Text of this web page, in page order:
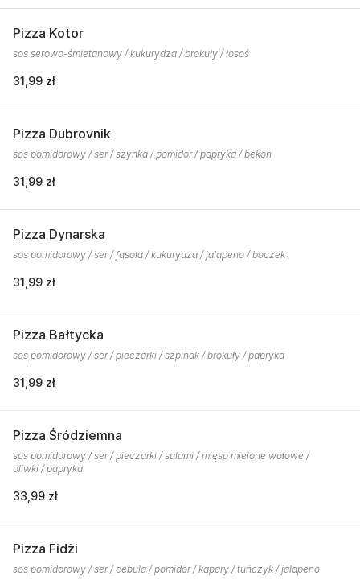
Pizza Kotor
sos serowo-śmietanowy / kukurydza / brokuły / łosoś
31,99 zł
Pizza Dubrovnik
sos pomidorowy / ser / szynka / pomidor / papryka / bekon
31,99 zł
Pizza Dynarska
sos pomidorowy / ser / fasola / kukurydza / jalapeno / boczek
31,99 zł
Pizza Bałtycka
sos pomidorowy / ser / pieczarki / szpinak / brokuły / papryka
31,99 zł
Pizza Śródziemna
sos pomidorowy / ser / pieczarki / salami / mięso mielone wołowe /
oliwki / papryka
33,99 zł
Pizza Fidżi
sos pomidorowy / ser / cebula / pomidor / kapary / tuńczyk / jalapeno